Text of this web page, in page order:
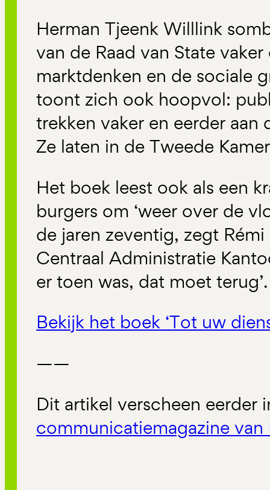
Herman Tjeenk Willlink
van de Raad van State
marktdenken en de sociale
toont zich ook hoopvol:
trekken vaker en eerder aan
Ze laten in de Tweede
Het boek leest ook als een
burgers om ‘weer over de
de jaren zeventig, zegt
Centraal Administratie
er toen was, dat moet terug’.
Bekijk het boek ‘Tot uw
——
Dit artikel verscheen eerder
communicatiemagazine van